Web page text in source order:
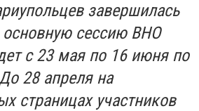
завершилась
основнуюсессию ВНО
с 23 мая по 16 июня по
28 апреля на
страницах участников